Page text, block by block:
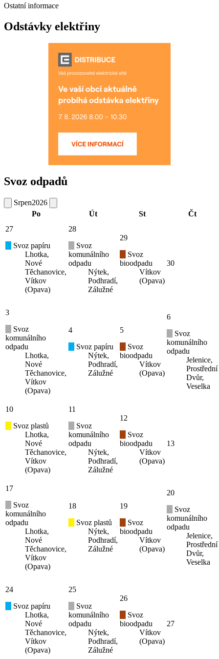
Ostatní informace
Odstávky elektřiny
Svoz odpadů
Srpen2026
Po
Út St
Čt
27
Svoz papíru
Lhotka,
Nové
Těchanovice,
Vítkov
(Opava)
28
Svoz
komunálního
odpadu
Nýtek,
Podhradí,
Zálužné
29
Svoz
bioodpadu
Vítkov
(Opava)
30
3
Svoz
komunálního
odpadu
Lhotka,
Nové
Těchanovice,
Vítkov
(Opava)
4
Svoz papíru
Nýtek,
Podhradí,
Zálužné
5
Svoz
bioodpadu
Vítkov
(Opava)
6
Svoz
komunálního
odpadu
Jelenice,
Prostřední
Dvůr,
Veselka
10
Svoz plastů
Lhotka,
Nové
Těchanovice,
Vítkov
(Opava)
11
Svoz
komunálního
odpadu
Nýtek,
Podhradí,
Zálužné
12
Svoz
bioodpadu
Vítkov
(Opava)
13
17
Svoz
komunálního
odpadu
Lhotka,
Nové
Těchanovice,
Vítkov
(Opava)
18
Svoz plastů
Nýtek,
Podhradí,
Zálužné
19
Svoz
bioodpadu
Vítkov
(Opava)
20
Svoz
komunálního
odpadu
Jelenice,
Prostřední
Dvůr,
Veselka
24
Svoz papíru
Lhotka,
Nové
Těchanovice,
Vítkov
(Opava)
25
Svoz
komunálního
odpadu
Nýtek,
Podhradí,
Zálužné
26
Svoz
bioodpadu
Vítkov
(Opava)
27